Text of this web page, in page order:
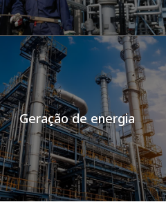
Geração de energia